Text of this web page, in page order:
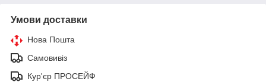
Умови доставки
Нова Пошта
Самовивіз
Кур'єр ПРОСЕЙФ